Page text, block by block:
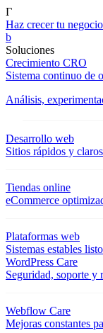
Γ
Haz crecer tu negocio
b
Soluciones
Crecimiento CRO
Sistema continuo de
Análisis,
Desarrollo web
Sitios rápidos y
Tiendas online
eCommerce
Plataformas web
Sistemas estables
WordPress Care
Seguridad, soporte y
Webflow Care
Mejoras constantes